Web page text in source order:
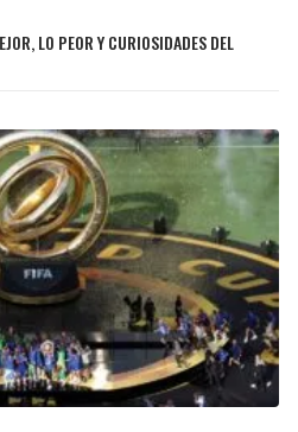
LO PEOR Y CURIOSIDADES DEL